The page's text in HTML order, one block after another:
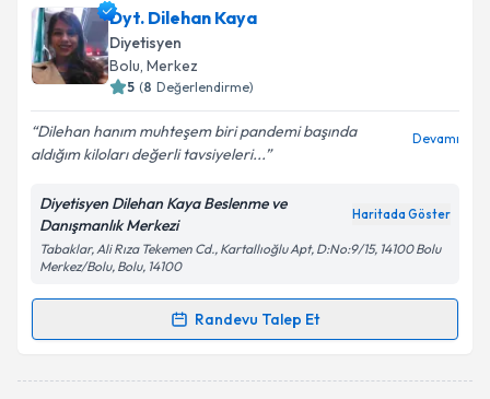
Dyt. Dilehan Kaya
Diyetisyen
Bolu, Merkez
5 (8 Değerlendirme)
Dilehan hanım muhteşem biri pandemi başında
aldığım kiloları değerli tavsiyeleri...
Devamı
Diyetisyen Dilehan Kaya Beslenme ve
Danışmanlık Merkezi
Haritada Göster
Tabaklar, Ali Rıza Tekemen Cd., Kartallıoğlu Apt, D:No:9/15, 14100 Bolu
Merkez/Bolu, Bolu, 14100
Randevu Talep Et
Randevu Takvimi Talebi